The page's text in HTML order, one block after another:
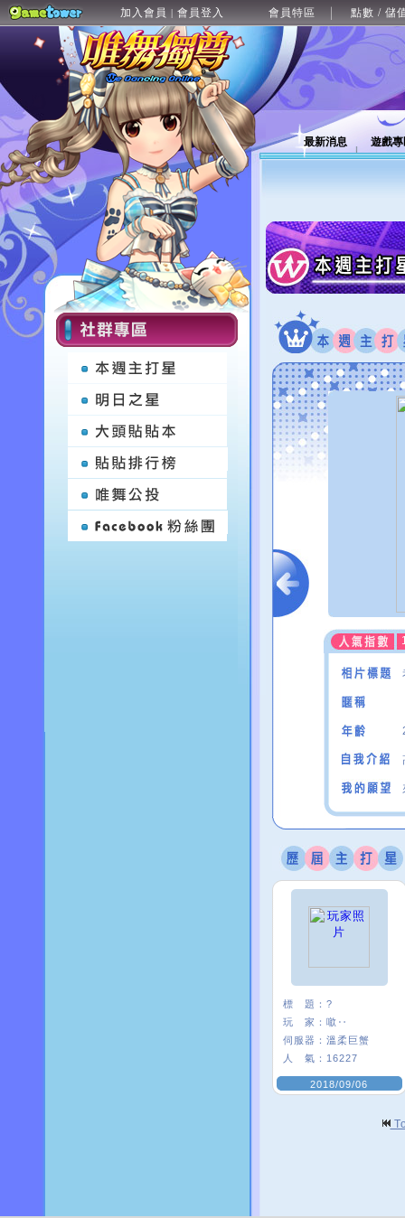
加入會員 | 會員登入 會員特區 點數 / 儲
最新消息 遊戲
標 題： ?
玩 家： 噷‥
伺服器： 溫柔巨蟹
人 氣： 16227
2018/09/06